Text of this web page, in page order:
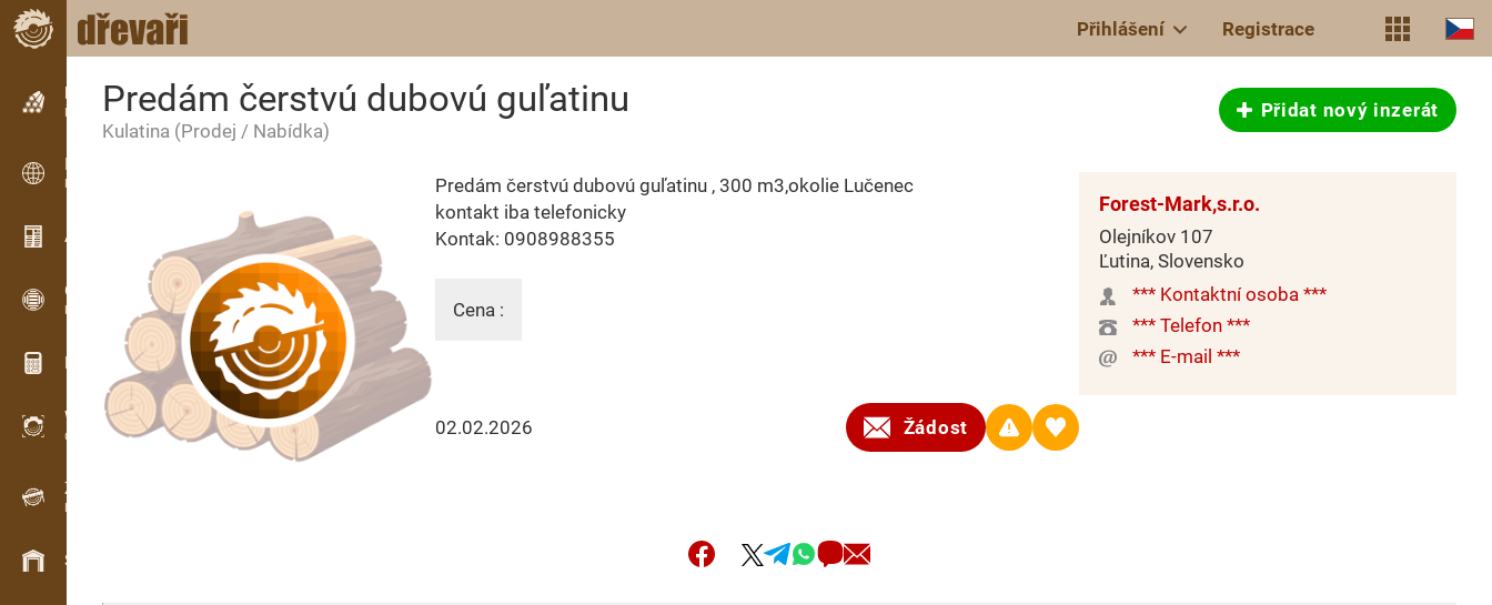
Přihlášení Registrace
Inzerce
Řádková inzerce
Inzerce
Mezinárodní inzerce
Aktuality / Články
OPTI-TIMB
Pořezová schémata
Dřevařské kalkulačky
WoodProfi
Objem dřeva s AI
Záznamník
Evidence dřeva v terénu
Skladové hospodářství
Predám čerstvú dubovú guľatinu
Kulatina (Prodej / Nabídka)
Přidat nový inzerát
Predám čerstvú dubovú guľatinu , 300 m3,okolie Lučenec
kontakt iba telefonicky
Kontak: 0908988355
Cena :
02.02.2026 Žádost
Forest-Mark,s.r.o.
Olejníkov 107
Ľutina, Slovensko
*** Kontaktní osoba ***
*** Telefon ***
*** E-mail ***